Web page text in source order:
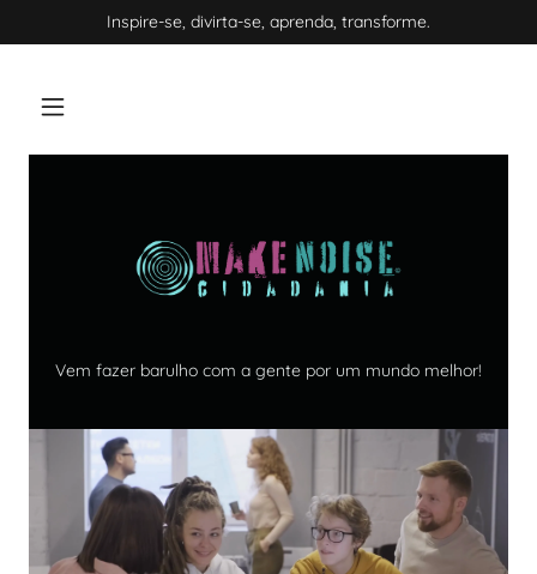
Inspire-se, divirta-se, aprenda, transforme.
Vem fazer barulho com a gente por um mundo melhor!